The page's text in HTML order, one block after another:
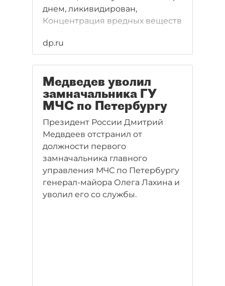
днем, ликивидирован,
Концентрация вредных веществ
dp.ru
Медведев уволил
замначальника ГУ
МЧС по Петербургу
Президент России Дмитрий
Медвдеев отстранил от
должности первого
замначальника главного
управления МЧС по Петербургу
генерал-майора Олега Лахина и
уволил его со службы.